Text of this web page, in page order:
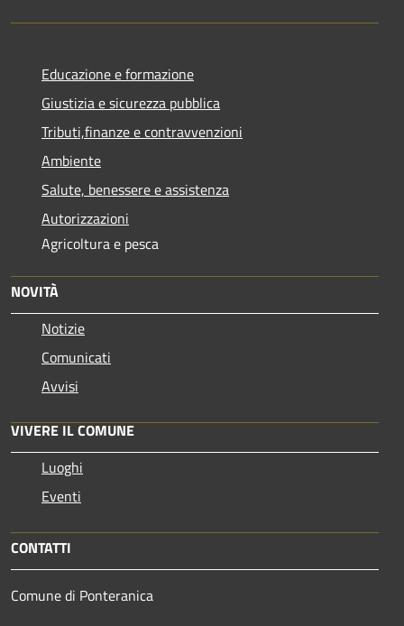
Educazione e formazione
Giustizia e sicurezza pubblica
Tributi,finanze e contravvenzioni
Ambiente
Salute, benessere e assistenza
Autorizzazioni
Agricoltura e pesca
NOVITÀ
Notizie
Comunicati
Avvisi
VIVERE IL COMUNE
Luoghi
Eventi
CONTATTI
Comune di Ponteranica